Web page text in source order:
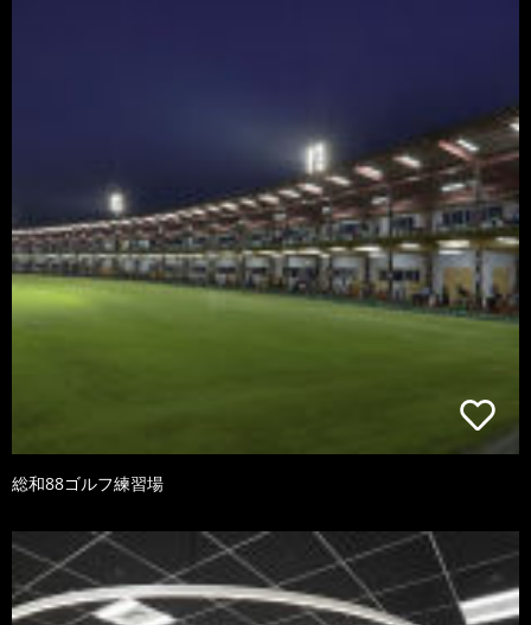
総和88ゴルフ練習場